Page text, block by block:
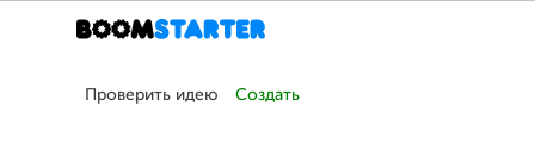
Проверить идею Создать